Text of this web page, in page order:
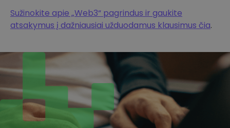
Sužinokite apie „Web3“ pagrindus ir gaukite
atsakymus į dažniausiai užduodamus klausimus čia.